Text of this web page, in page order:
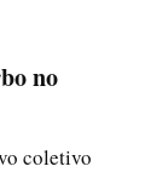
no
coletivo